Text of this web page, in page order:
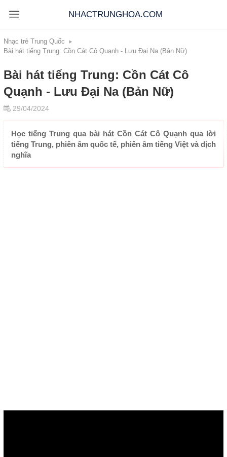
NHACTRUNGHOA.COM
Nhạc trẻ Trung Quốc
Bài hát tiếng Trung: Cồn Cát Cô Quạnh - Lưu Đại Na (Bản Nữ)
Bài hát tiếng Trung: Cồn Cát Cô
Quạnh - Lưu Đại Na (Bản Nữ)
29/04/2024
Học tiếng Trung qua bài hát Cồn Cát Cô Quạnh qua lời
tiếng Trung, phiên âm quốc tế, phiên âm tiếng Việt và dịch
nghĩa